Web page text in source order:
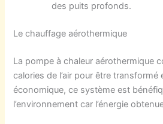
des puits profonds.
Le chauffage aérothermique
La pompe à chaleur aérothermique
calories de l’air pour être transformé
économique, ce système est
l’environnement car l’énergie